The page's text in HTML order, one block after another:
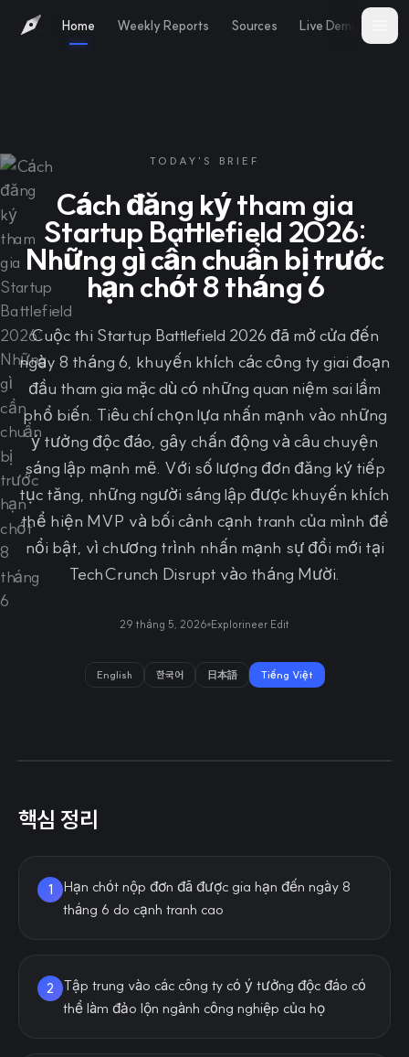
Home Weekly Reports Sources Live Demo
TODAY'S BRIEF
Cách đăng ký tham gia
Startup Battlefield 2026:
Những gì cần chuẩn bị trước
hạn chót 8 tháng 6
Cuộc thi Startup Battlefield 2026 đã mở cửa đến
ngày 8 tháng 6, khuyến khích các công ty giai đoạn
đầu tham gia mặc dù có những quan niệm sai lầm
phổ biến. Tiêu chí chọn lựa nhấn mạnh vào những
ý tưởng độc đáo, gây chấn động và câu chuyện
sáng lập mạnh mẽ. Với số lượng đơn đăng ký tiếp
tục tăng, những người sáng lập được khuyến khích
thể hiện MVP và bối cảnh cạnh tranh của mình để
nổi bật, vì chương trình nhấn mạnh sự đổi mới tại
TechCrunch Disrupt vào tháng Mười.
29 tháng 5, 2026 Explorineer Edit
English 한국어 日本語 Tiếng Việt
핵심 정리
1
Hạn chót nộp đơn đã được gia hạn đến ngày 8
tháng 6 do cạnh tranh cao
2
Tập trung vào các công ty có ý tưởng độc đáo có
thể làm đảo lộn ngành công nghiệp của họ